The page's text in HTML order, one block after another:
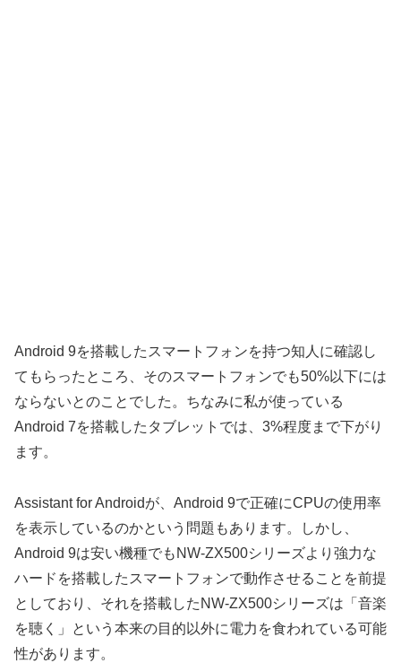
Android 9を搭載したスマートフォンを持つ知人に確認し
てもらったところ、そのスマートフォンでも50%以下には
ならないとのことでした。ちなみに私が使っている
Android 7を搭載したタブレットでは、3%程度まで下がり
ます。
Assistant for Androidが、Android 9で正確にCPUの使用率
を表示しているのかという問題もあります。しかし、
Android 9は安い機種でもNW-ZX500シリーズより強力な
ハードを搭載したスマートフォンで動作させることを前提
としており、それを搭載したNW-ZX500シリーズは「音楽
を聴く」という本来の目的以外に電力を食われている可能
性があります。